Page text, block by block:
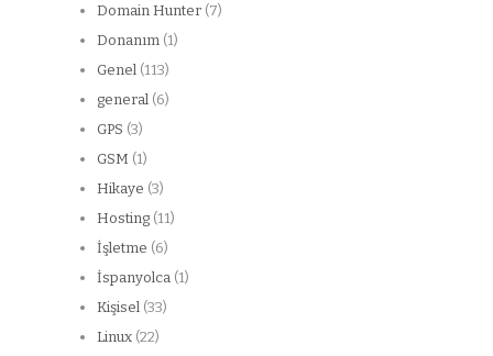
Domain Hunter (7)
Donanım (1)
Genel (113)
general (6)
GPS (3)
GSM (1)
Hikaye (3)
Hosting (11)
İşletme (6)
İspanyolca (1)
Kişisel (33)
Linux (22)